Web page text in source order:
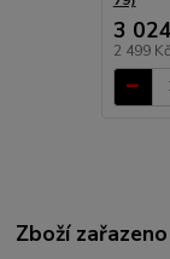
3
2 499 Kč
Zboží